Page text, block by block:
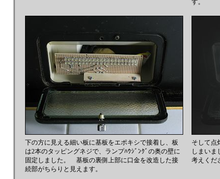
す。
下の方に見える細い板に基板をエポキシで接着し、板
は2本のタッピングネジで、ランプﾊｳｼﾞﾝｸﾞの奥の壁に
固定しました。 基板の裏側上部に口金を改造した接
続部がちらりと見えます。
そして点
しまいま
考えくだ